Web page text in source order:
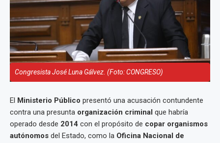
Congresista José Luna Gálvez. (Foto: CONGRESO)
El Ministerio Público presentó una acusación contundente
contra una presunta organización criminal que habría
operado desde 2014 con el propósito de copar organismos
autónomos del Estado, como la Oficina Nacional de